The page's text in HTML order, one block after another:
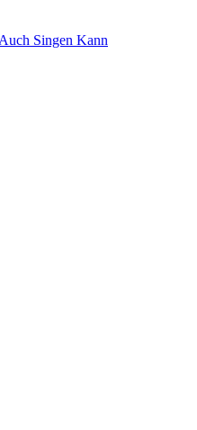
Singen Kann